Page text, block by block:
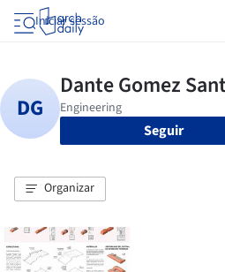
Iniciar sessão
Seguir
Organizar